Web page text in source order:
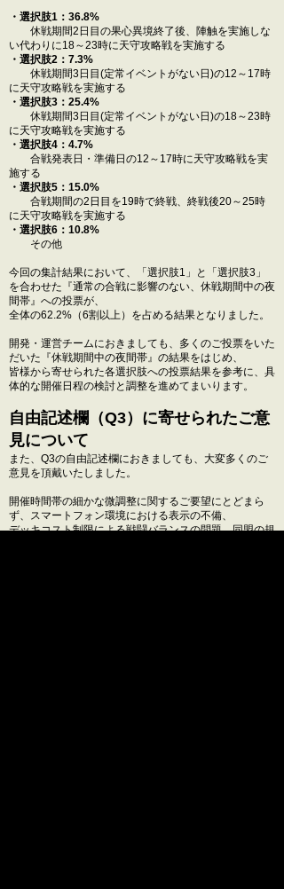
・選択肢1：36.8%
休戦期間2日目の果心異境終了後、陣触を実施しな
い代わりに18～23時に天守攻略戦を実施する
・選択肢2：7.3%
休戦期間3日目(定常イベントがない日)の12～17時
に天守攻略戦を実施する
・選択肢3：25.4%
休戦期間3日目(定常イベントがない日)の18～23時
に天守攻略戦を実施する
・選択肢4：4.7%
合戦発表日・準備日の12～17時に天守攻略戦を実
施する
・選択肢5：15.0%
合戦期間の2日目を19時で終戦、終戦後20～25時
に天守攻略戦を実施する
・選択肢6：10.8%
その他
今回の集計結果において、「選択肢1」と「選択肢3」
を合わせた『通常の合戦に影響のない、休戦期間中の夜
間帯』への投票が、
全体の62.2%（6割以上）を占める結果となりました。
開発・運営チームにおきましても、多くのご投票をいた
だいた『休戦期間中の夜間帯』の結果をはじめ、
皆様から寄せられた各選択肢への投票結果を参考に、具
体的な開催日程の検討と調整を進めてまいります。
自由記述欄（Q3）に寄せられたご意
見について
また、Q3の自由記述欄におきましても、大変多くのご
意見を頂戴いたしました。
開催時間帯の細かな微調整に関するご要望にとどまら
ず、スマートフォン環境における表示の不備、
デッキコスト制限による戦闘バランスの問題、同盟の規